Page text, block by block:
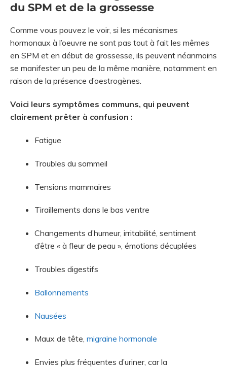
du SPM et de la grossesse
Comme vous pouvez le voir, si les mécanismes
hormonaux à l’oeuvre ne sont pas tout à fait les mêmes
en SPM et en début de grossesse, ils peuvent néanmoins
se manifester un peu de la même manière, notamment en
raison de la présence d’oestrogènes.
Voici leurs symptômes communs, qui peuvent
clairement prêter à confusion :
Fatigue
Troubles du sommeil
Tensions mammaires
Tiraillements dans le bas ventre
Changements d’humeur, irritabilité, sentiment
d’être « à fleur de peau », émotions décuplées
Troubles digestifs
Ballonnements
Nausées
Maux de tête, migraine hormonale
Envies plus fréquentes d’uriner, car la